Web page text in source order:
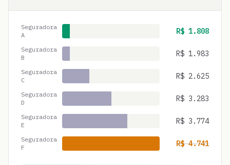
Seguradora
A
R$ 1.808
Seguradora
B
R$ 1.983
Seguradora
C
R$ 2.625
Seguradora
D
R$ 3.283
Seguradora
E
R$ 3.774
Seguradora
F
R$4.741